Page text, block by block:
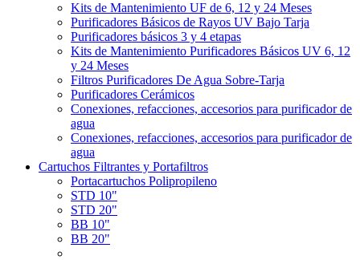
Kits de Mantenimiento UF de 6, 12 y 24 Meses
Purificadores Básicos de Rayos UV Bajo Tarja
Purificadores básicos 3 y 4 etapas
Kits de Mantenimiento Purificadores Básicos UV 6, 12
y 24 Meses
Filtros Purificadores De Agua Sobre-Tarja
Purificadores Cerámicos
Conexiones, refacciones, accesorios para purificador de
agua
Conexiones, refacciones, accesorios para purificador de
agua
Cartuchos Filtrantes y Portafiltros
Portacartuchos Polipropileno
STD 10"
STD 20"
BB 10"
BB 20"